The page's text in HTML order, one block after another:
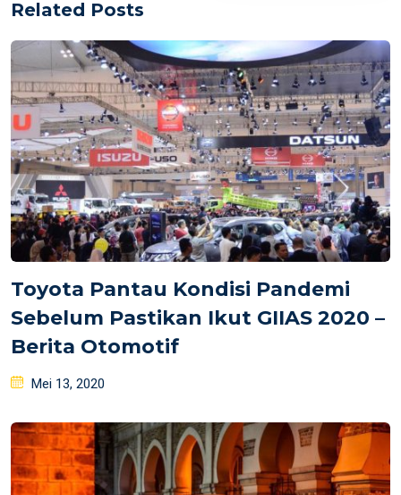
Related Posts
Toyota Pantau Kondisi Pandemi
Sebelum Pastikan Ikut GIIAS 2020 –
Berita Otomotif
Posted
Mei 13, 2020